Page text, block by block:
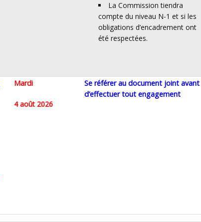
La Commission tiendra
compte du niveau N-1 et si les
obligations d’encadrement ont
été respectées.
Mardi
4 août 2026
Se référer au document joint avant
d’effectuer tout engagement